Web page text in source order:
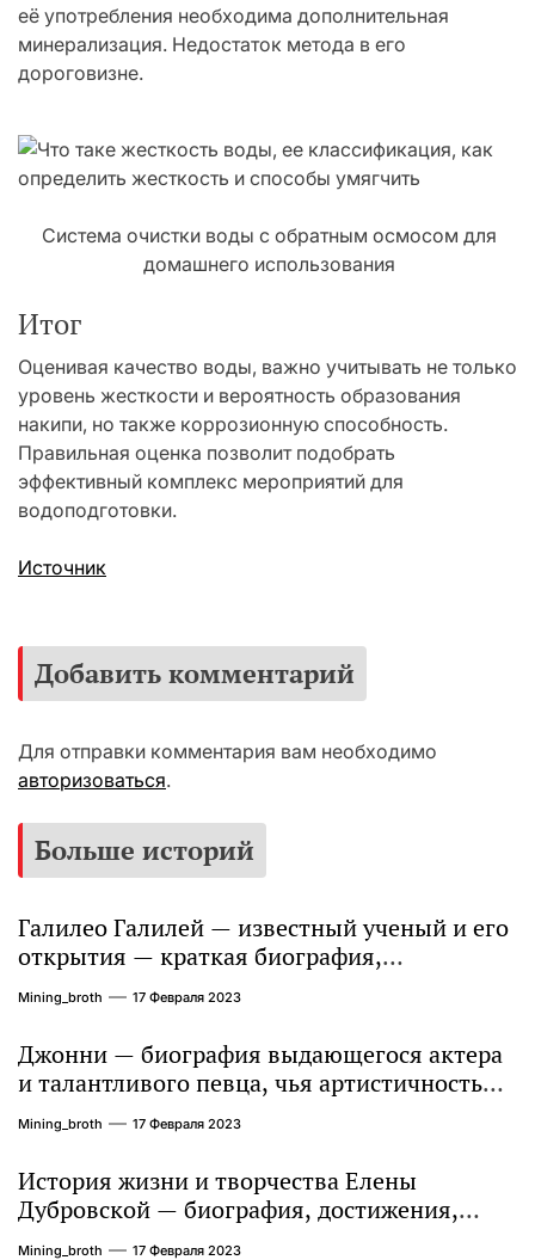
её употребления необходима дополнительная
минерализация. Недостаток метода в его
дороговизне.
Система очистки воды с обратным осмосом для
домашнего использования
Итог
Оценивая качество воды, важно учитывать не только
уровень жесткости и вероятность образования
накипи, но также коррозионную способность.
Правильная оценка позволит подобрать
эффективный комплекс мероприятий для
водоподготовки.
Источник
Добавить комментарий
Для отправки комментария вам необходимо
авторизоваться.
Больше историй
Галилео Галилей — известный ученый и его
открытия — краткая биография,
достижения и вклад в науку
Mining_broth 17 Февраля 2023
Джонни — биография выдающегося актера
и талантливого певца, чья артистичность
захватывает миллионы сердец
Mining_broth 17 Февраля 2023
История жизни и творчества Елены
Дубровской — биография, достижения,
интересные факты
Mining_broth 17 Февраля 2023